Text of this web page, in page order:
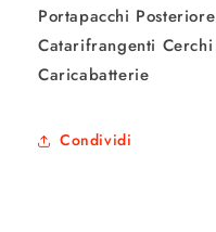
Portapacchi Posteriore
Catarifrangenti Cerchi
Caricabatterie
Condividi